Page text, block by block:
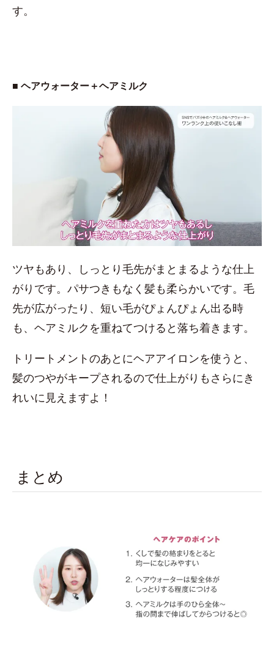
す。
■ ヘアウォーター＋ヘアミルク
ツヤもあり、しっとり毛先がまとまるような仕上
がりです。パサつきもなく髪も柔らかいです。毛
先が広がったり、短い毛がぴょんぴょん出る時
も、ヘアミルクを重ねてつけると落ち着きます。
トリートメントのあとにヘアアイロンを使うと、
髪のつやがキープされるので仕上がりもさらにき
れいに見えますよ！
まとめ